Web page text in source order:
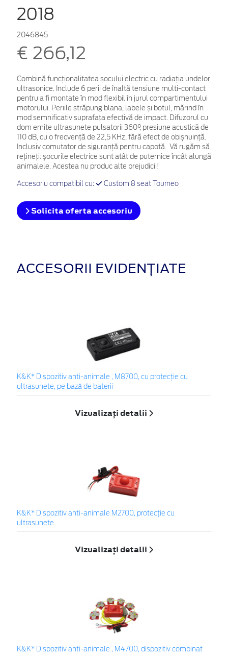
2018
2046845
€ 266,12
Combină funcționalitatea șocului electric cu radiația undelor
ultrasonice. Include 6 perii de înaltă tensiune multi-contact
pentru a fi montate în mod flexibil în jurul compartimentului
motorului. Periile străpung blana, labele și botul, mărind în
mod semnificativ suprafața efectivă de impact. Difuzorul cu
dom emite ultrasunete pulsatorii 360°, presiune acustică de
110 dB, cu o frecvență de 22,5 KHz, fără efect de obișnuință.
Inclusiv comutator de siguranță pentru capotă. Vă rugăm să
rețineți: șocurile electrice sunt atât de puternice încât alungă
animalele. Acestea nu produc alte prejudicii!
Accesoriu compatibil cu: Custom 8 seat Tourneo
Solicita oferta accesoriu
ACCESORII EVIDENȚIATE
K&K* Dispozitiv anti-animale , M8700, cu protecție cu
ultrasunete, pe bază de baterii
Vizualizați detalii
K&K* Dispozitiv anti-animale M2700, protecție cu
ultrasunete
Vizualizați detalii
K&K* Dispozitiv anti-animale , M4700, dispozitiv combinat